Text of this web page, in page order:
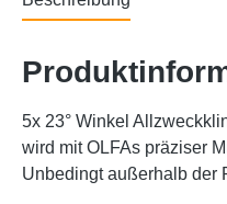
5x 23° Winkel
wird mit OLFAs präziser
Unbedingt außerhalb der